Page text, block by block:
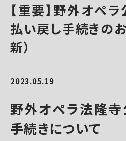
【重要】野外オペ
払い戻し手続きの
新）
2023.05.19
野外オペラ法隆寺
手続きについて